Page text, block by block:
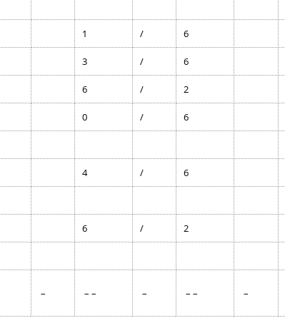
1 / 6
3 / 6
6 / 2
0 / 6
4 / 6
6 / 2
– – – – – – –